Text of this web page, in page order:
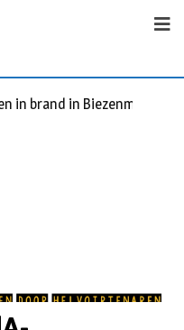
in brand in Biezenmortel,